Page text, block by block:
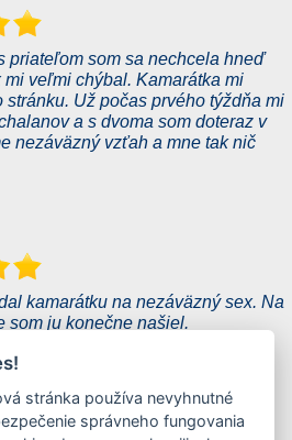
priateľom som sa nechcela hneď
veľmi chýbal. Kamarátka mi
stránku. Už počas prvého týždňa mi
a s dvoma som doteraz v
nezáväzný vzťah a mne tak nič
kamarátku na nezáväzný sex. Na
som ju konečne našiel.
nič nebolo. Ale po 14
stránka používa nevyhnutné
správneho fungovania